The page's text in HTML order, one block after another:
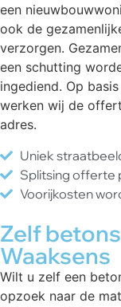
een
ook de
verzorgen.
een schutting
ingediend. Op
werken wij de
adres.
Uniek
Splitsing offerte
Voorijkosten
Zelf
Waaksens
Wilt u zelf een
opzoek naar de